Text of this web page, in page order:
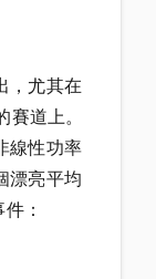
，尤其在
道上。
線性功率
漂亮平均
：